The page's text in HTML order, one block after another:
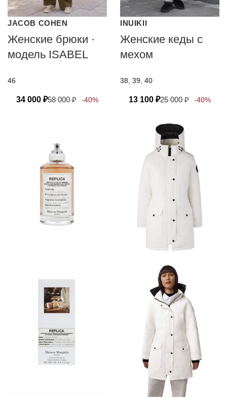
JACOB COHEN
Женские брюки ·
модель ISABEL
46
34 000 ₽58 000₽ -40%
INUIKII
Женские кеды с
мехом
38, 39, 40
13 100 ₽25 000₽ -40%